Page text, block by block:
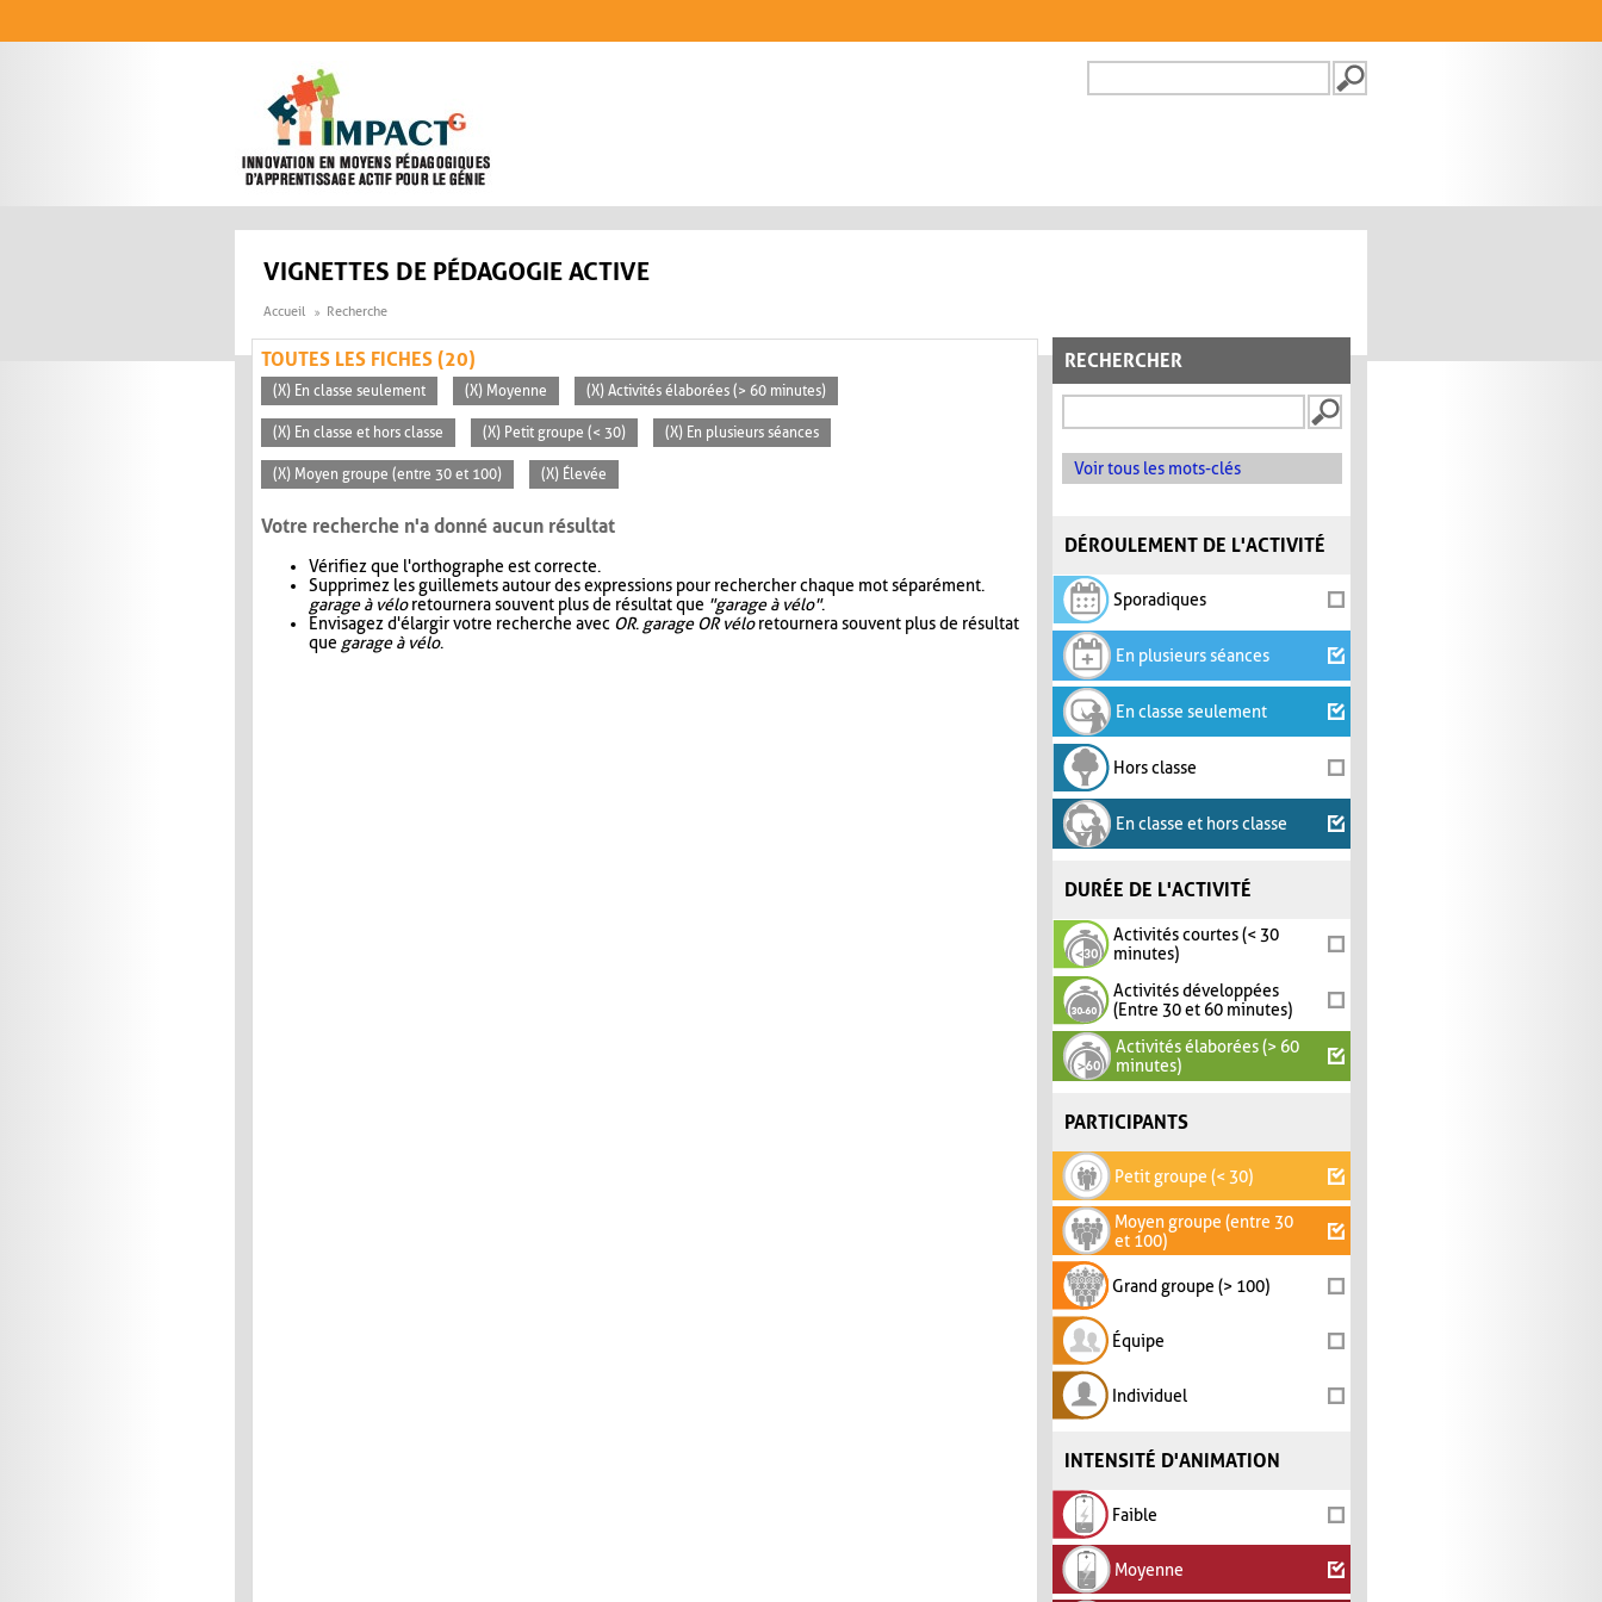
FORMULAIRE DE
VIGNETTES DE PÉDAGOGIE ACTIVE
Accueil Recherche
RECHERCHER
Voir tous les mots-clés
DÉROULEMENT DE L'ACTIVITÉ
Sporadiques
En plusieurs séances
En classe seulement
Hors classe
En classe et hors classe
DURÉE DE L'ACTIVITÉ
Activités courtes (< 30
minutes)
Activités développées
(Entre 30 et 60 minutes)
Activités élaborées (> 60
minutes)
PARTICIPANTS
Petit groupe (< 30)
Moyen groupe (entre 30
et 100)
Grand groupe (> 100)
Équipe
Individuel
INTENSITÉ D'ANIMATION
Faible
Moyenne
TOUTES LES FICHES (20)
(X) En classe seulement (X) Moyenne (X) Activités élaborées (> 60 minutes)
(X) En classe et hors classe (X) Petit groupe (< 30) (X) En plusieurs séances
(X) Moyen groupe (entre 30 et 100) (X) Élevée
Votre recherche n'a donné aucun résultat
Vérifiez que l'orthographe est correcte.
Supprimez les guillemets autour des expressions pour rechercher chaque mot séparément.
garage à véloretournera souvent plus de résultat que "garage à vélo".
Envisagez d'élargir votre recherche avec OR. garage OR véloretournera souvent plus de résultat
que garage à vélo.